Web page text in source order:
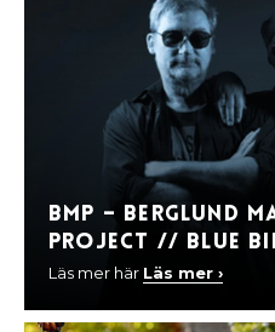
BMP – Berglund
Project // Blue
Läs mer här Läs mer ›